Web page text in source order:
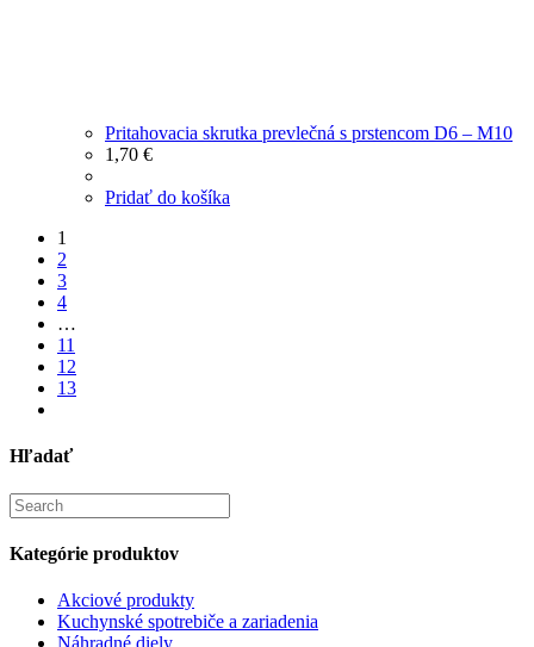
Pritahovacia skrutka prevlečná s prstencom D6 – M10
1,70 €
Pridať do košíka
1
2
3
4
…
11
12
13
Hľadať
Search
for:
Kategórie produktov
Akciové produkty
Kuchynské spotrebiče a zariadenia
Náhradné diely